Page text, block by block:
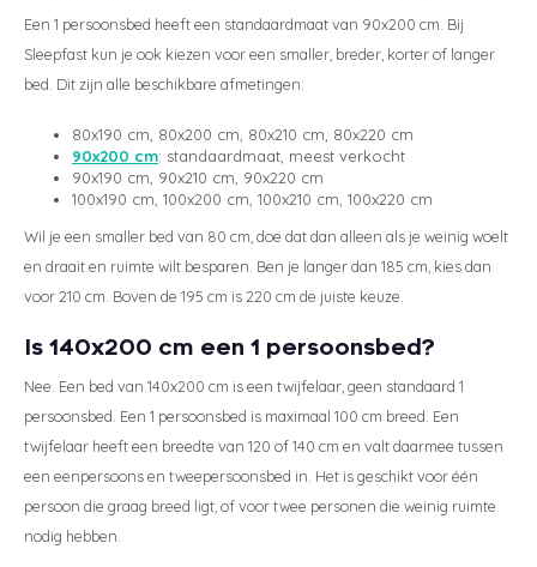
Een 1 persoonsbed heeft een standaardmaat van 90x200 cm. Bij
Sleepfast kun je ook kiezen voor een smaller, breder, korter of langer
bed. Dit zijn alle beschikbare afmetingen:
80x190 cm, 80x200 cm, 80x210 cm, 80x220 cm
90x200 cm: standaardmaat, meest verkocht
90x190 cm, 90x210 cm, 90x220 cm
100x190 cm, 100x200 cm, 100x210 cm, 100x220 cm
Wil je een smaller bed van 80 cm, doe dat dan alleen als je weinig woelt
en draait en ruimte wilt besparen. Ben je langer dan 185 cm, kies dan
voor 210 cm. Boven de 195 cm is 220 cm de juiste keuze.
Is 140x200 cm een 1 persoonsbed?
Nee. Een bed van 140x200 cm is een twijfelaar, geen standaard 1
persoonsbed. Een 1 persoonsbed is maximaal 100 cm breed. Een
twijfelaar heeft een breedte van 120 of 140 cm en valt daarmee tussen
een eenpersoons en tweepersoonsbed in. Het is geschikt voor één
persoon die graag breed ligt, of voor twee personen die weinig ruimte
nodig hebben.